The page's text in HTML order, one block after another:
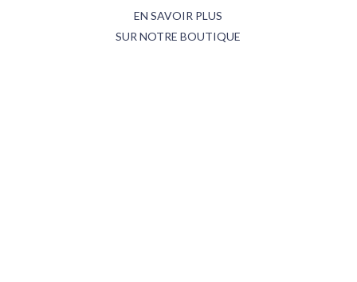
EN SAVOIR PLUS
SUR NOTRE BOUTIQUE